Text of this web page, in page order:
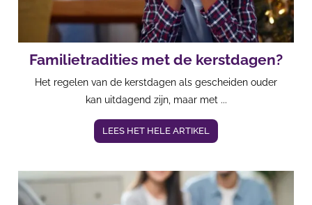
Familietradities met de kerstdagen?
Het regelen van de kerstdagen als gescheiden ouder
kan uitdagend zijn, maar met ...
LEES HET HELE ARTIKEL